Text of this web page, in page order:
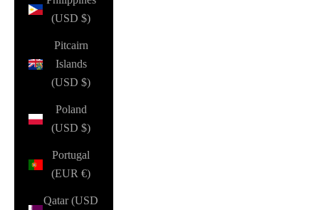
(USD $)
Pitcairn
Islands
(USD $)
Poland
(USD $)
Portugal
(EUR €)
Qatar (USD